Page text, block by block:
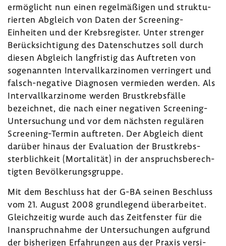
ermög­licht nun einen regel­mä­ßigen und struk­tu­
rierten Abgleich von Daten der Screening-​
Einheiten und der Krebs­re­gister. Unter strenger
Berück­sich­ti­gung des Daten­schutzes soll durch
diesen Abgleich lang­fristig das Auftreten von
soge­nannten Inter­vall­kar­zi­nomen verrin­gert und
falsch-​negative Diagnosen vermieden werden. Als
Inter­vall­kar­zi­nome werden Brust­krebs­fälle
bezeichnet, die nach einer nega­tiven Screening-​
Untersuchung und vor dem nächsten regu­lären
Screening-​Termin auftreten. Der Abgleich dient
darüber hinaus der Evalua­tion der Brust­krebs­
sterb­lich­keit (Morta­lität) in der anspruchs­be­rech­
tigten Bevöl­ke­rungs­gruppe.
Mit dem Beschluss hat der G-BA seinen Beschluss
vom 21. August 2008 grund­le­gend über­ar­beitet.
Gleich­zeitig wurde auch das Zeit­fenster für die
Inan­spruch­nahme der Unter­su­chungen aufgrund
der bishe­rigen Erfah­rungen aus der Praxis versi­